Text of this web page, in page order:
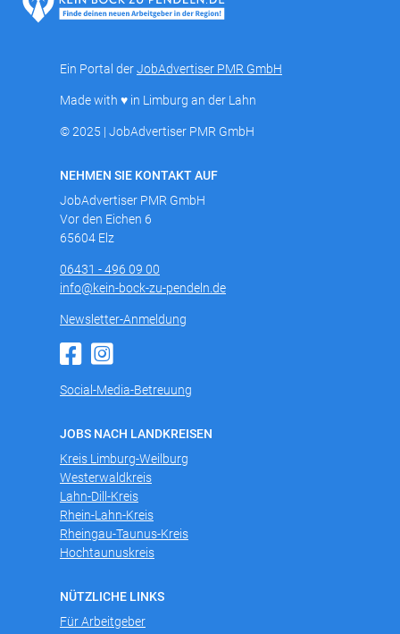
Ein Portal derJobAdvertiser PMR GmbH
Made with ♥ in Limburg an der Lahn
© 2025 | JobAdvertiser PMR GmbH
NEHMEN SIE KONTAKT AUF
JobAdvertiser PMR GmbH
Vor den Eichen 6
65604 Elz
06431 - 496 09 00
info@kein-bock-zu-pendeln.de
Newsletter-Anmeldung
Social-Media-Betreuung
JOBS NACH LANDKREISEN
Kreis Limburg-Weilburg
Westerwaldkreis
Lahn-Dill-Kreis
Rhein-Lahn-Kreis
Rheingau-Taunus-Kreis
Hochtaunuskreis
NÜTZLICHE LINKS
Für Arbeitgeber